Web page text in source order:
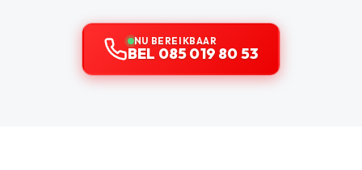
NU BEREIKBAAR
BEL 085 019 80 53